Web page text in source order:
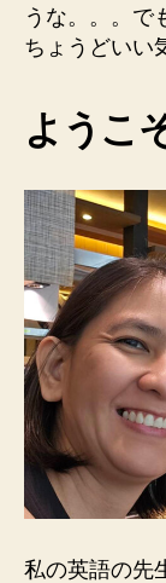
うな。。。で
ちょうどいい
ようこ
私の英語の先